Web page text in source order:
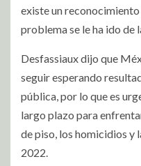
existe un
problema se le ha ido de
Desfassiaux dijo que
seguir esperando
pública, por lo que es
largo plazo para
de piso, los homicidios y
2022.